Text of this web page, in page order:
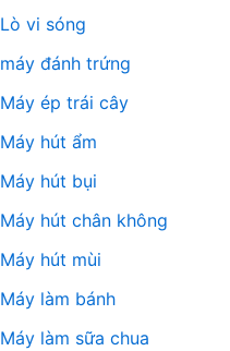
Lò vi sóng
máy đánh trứng
Máy ép trái cây
Máy hút ẩm
Máy hút bụi
Máy hút chân không
Máy hút mùi
Máy làm bánh
Máy làm sữa chua